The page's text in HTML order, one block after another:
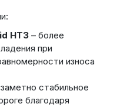
HT3– более
при
износа
стабильное
благодаря